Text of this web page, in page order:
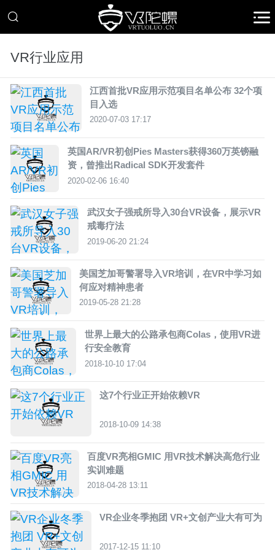
VR行业应用
江西首批VR应用示范项目名单公布 32个项
目入选
2020-07-03 17:17
英国AR/VR初创Pies Masters获得360万英镑融
资，曾推出Radical SDK开发套件
2020-02-06 16:40
武汉女子强戒所导入30台VR设备，展示VR
戒毒疗法
2019-06-20 21:24
美国芝加哥警署导入VR培训，在VR中学习如
何应对精神患者
2019-05-28 21:28
世界上最大的公路承包商Colas，使用VR进
行安全教育
2018-10-10 17:04
这7个行业正开始依赖VR
2018-10-09 14:38
百度VR亮相GMIC 用VR技术解决高危行业
实训难题
2018-04-28 13:11
VR企业冬季抱团 VR+文创产业大有可为
2017-12-15 11:10